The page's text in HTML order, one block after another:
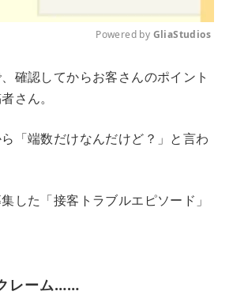
u
Powered by GliaStudios
確認してからお客さんのポイント
さん。
「端数だけなんだけど？」と言わ
した「接客トラブルエピソード」
レーム……